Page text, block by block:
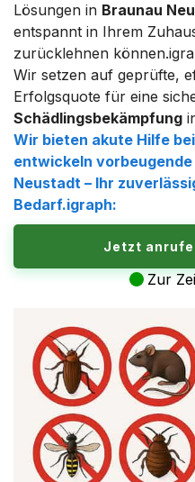
Lösungen in Braunau
entspannt in Ihrem
zurücklehnen
Wir setzen auf geprüfte,
Erfolgsquote für eine
Schädlingsbekämpfung
Wir bieten akute Hilfe
entwickeln vorbeugende
Neustadt – Ihr
Bedarf.igraph:
Jetzt
Zur